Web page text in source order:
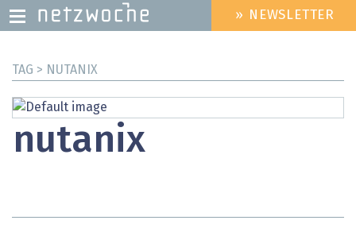
zum
HEADER
MENU
» NEWSLETTER
TAG > NUTANIX
nutanix